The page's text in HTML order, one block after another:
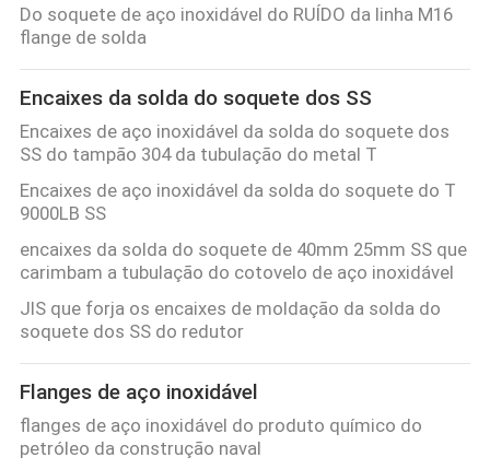
Do soquete de aço inoxidável do RUÍDO da linha M16
flange de solda
Encaixes da solda do soquete dos SS
Encaixes de aço inoxidável da solda do soquete dos
SS do tampão 304 da tubulação do metal T
Encaixes de aço inoxidável da solda do soquete do T
9000LB SS
encaixes da solda do soquete de 40mm 25mm SS que
carimbam a tubulação do cotovelo de aço inoxidável
JIS que forja os encaixes de moldação da solda do
soquete dos SS do redutor
Flanges de aço inoxidável
flanges de aço inoxidável do produto químico do
petróleo da construção naval